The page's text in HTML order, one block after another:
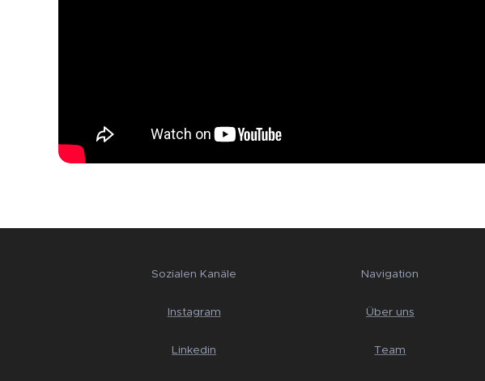
Sozialen Kanäle
Instagram
Linkedin
Navigation
Über uns
Team